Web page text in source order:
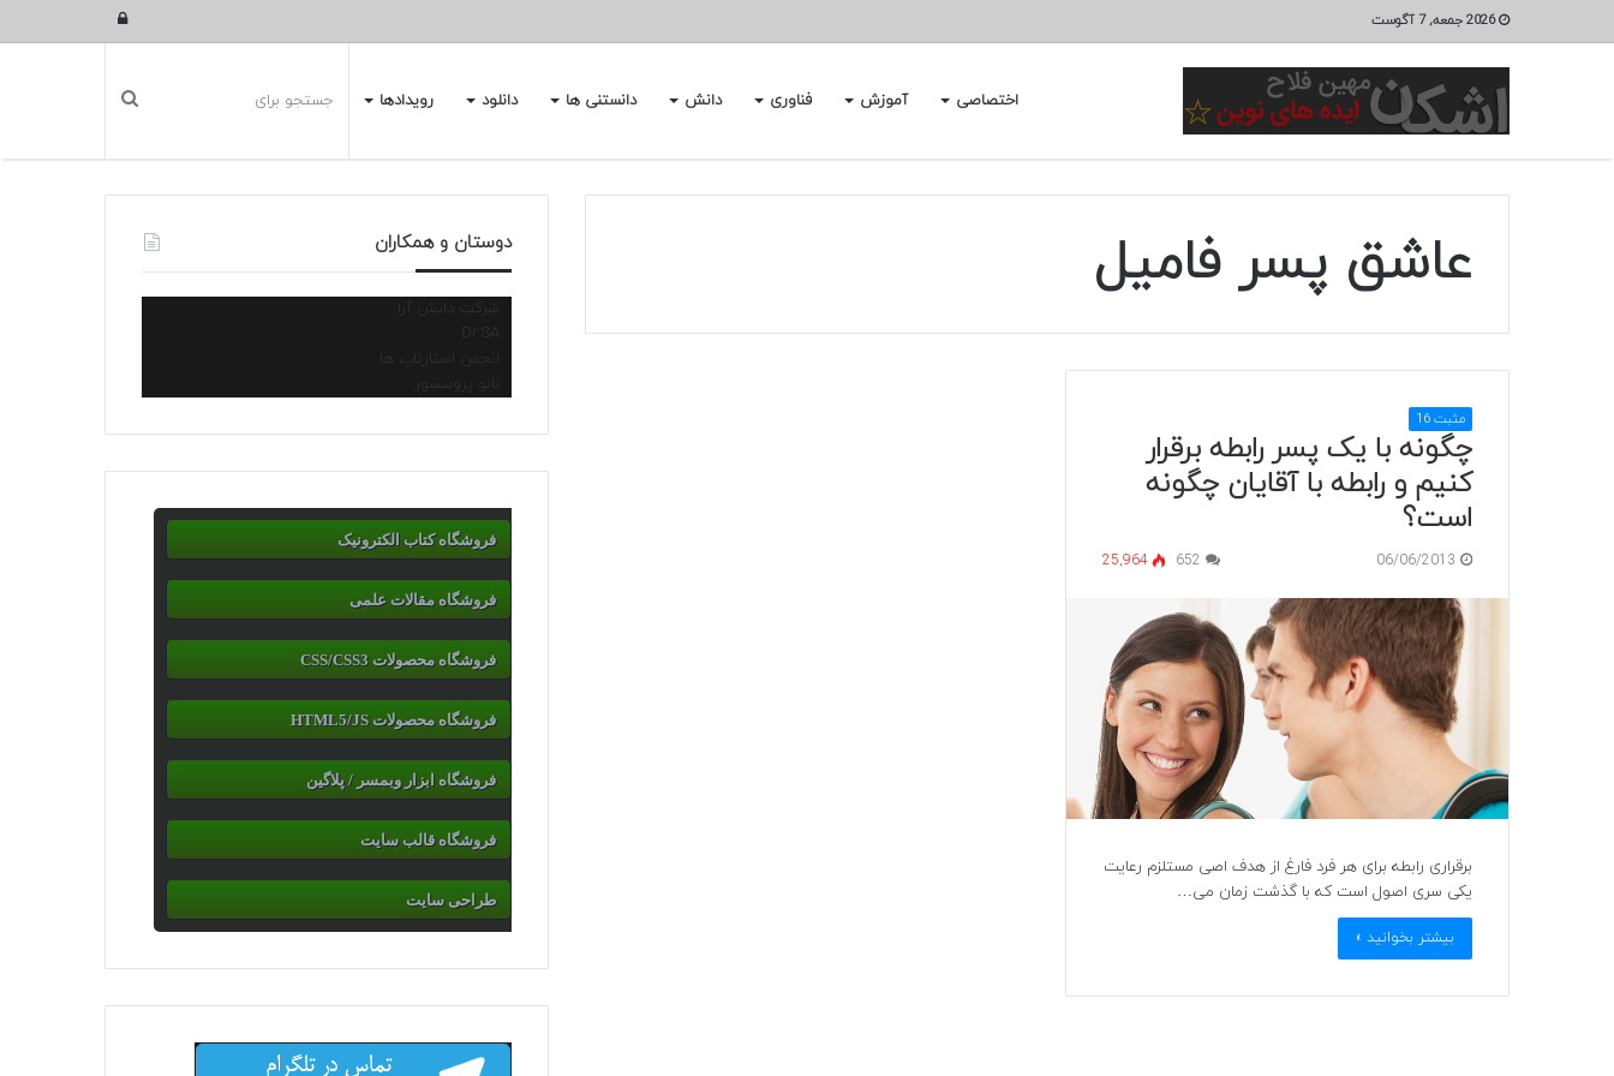
2026 جمعه, 7 آگوست ورود
اختصاصی آموزش فناوری دانش دانستنی ها دانلود رویدادها
عاشق پسر فامیل
مثبت 16
چگونه با یک پسر رابطه برقرار
کنیم و رابطه با آقایان چگونه
است؟
06/06/2013
652
25,964
برقراری رابطه برای هر فرد فارغ از هدف اصی مستلزم رعایت
یکی سری اصول است که با گذشت زمان می…
بیشتر بخوانید »
دوستان و همکاران
شرکت دانش آرا
انجمن استارتاپ ها
نانو پروسسور
فروشگاه کتاب الکترونیک
فروشگاه مقالات علمی
فروشگاه محصولات CSS/CSS3
فروشگاه محصولات HTML5/JS
فروشگاه ابزار وبمسر / پلاگین
فروشگاه قالب سایت
طراحی سایت